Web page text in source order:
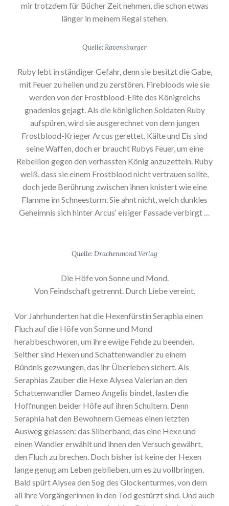
mir trotzdem für Bücher Zeit nehmen, die schon etwas
länger in meinem Regal stehen.
Quelle: Ravensburger
Ruby lebt in ständiger Gefahr, denn sie besitzt die Gabe,
mit Feuer zu heilen und zu zerstören. Firebloods wie sie
werden von der Frostblood-Elite des Königreichs
gnadenlos gejagt. Als die königlichen Soldaten Ruby
aufspüren, wird sie ausgerechnet von dem jungen
Frostblood-Krieger Arcus gerettet. Kälte und Eis sind
seine Waffen, doch er braucht Rubys Feuer, um eine
Rebellion gegen den verhassten König anzuzetteln. Ruby
weiß, dass sie einem Frostblood nicht vertrauen sollte,
doch jede Berührung zwischen ihnen knistert wie eine
Flamme im Schneesturm. Sie ahnt nicht, welch dunkles
Geheimnis sich hinter Arcus‘ eisiger Fassade verbirgt …
Quelle: Drachenmond Verlag
Die Höfe von Sonne und Mond.
Von Feindschaft getrennt. Durch Liebe vereint.
Vor Jahrhunderten hat die Hexenfürstin Seraphia einen
Fluch auf die Höfe von Sonne und Mond
herabbeschworen, um ihre ewige Fehde zu beenden.
Seither sind Hexen und Schattenwandler zu einem
Bündnis gezwungen, das ihr Überleben sichert. Als
Seraphias Zauber die Hexe Alysea Valerian an den
Schattenwandler Dameo Angelis bindet, lasten die
Hoffnungen beider Höfe auf ihren Schultern. Denn
Seraphia hat den Bewohnern Gemeas einen letzten
Ausweg gelassen: das Silberband, das eine Hexe und
einen Wandler erwählt und ihnen den Versuch gewährt,
den Fluch zu brechen. Doch bisher ist keine der Hexen
lange genug am Leben geblieben, um es zu vollbringen.
Bald spürt Alysea den Sog des Glockenturmes, von dem
all ihre Vorgängerinnen in den Tod gestürzt sind. Und auch